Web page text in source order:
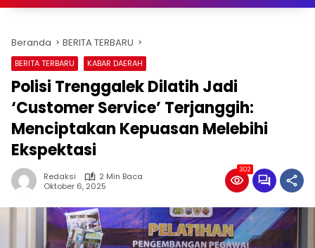
Beranda BERITA TERBARU
BERITA TERBARU KABAR DAERAH
Polisi Trenggalek Dilatih Jadi
‘Customer Service’ Terjanggih:
Menciptakan Kepuasan Melebihi
Ekspektasi
Redaksi
2 Min Baca
Oktober 6, 2025
302